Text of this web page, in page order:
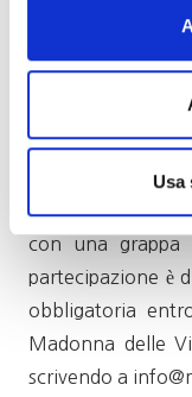
Usa
in programma
guidata in
pranzo
incontreranno le
sia in versione
con una grappa
partecipazione è
obbligatoria
Madonna delle
scrivendo a